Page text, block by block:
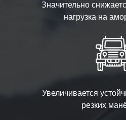
Значительно
нагрузка на
Увеличивается
резких